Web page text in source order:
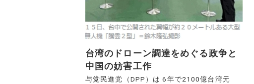
台湾のドローン調達をめぐる政争と
中国の妨害工作
与党民進党（DPP）は 6年で2100億台湾元